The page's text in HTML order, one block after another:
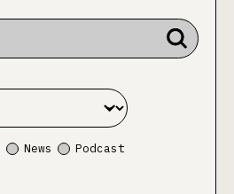
News
Podcast